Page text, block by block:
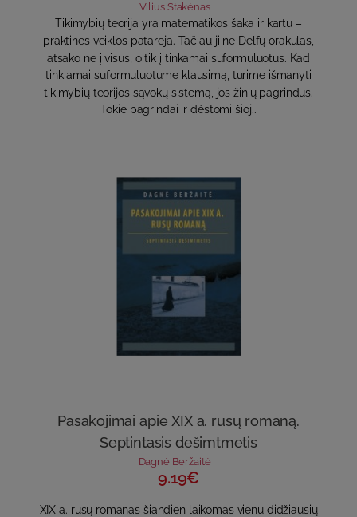
Vilius Stakėnas
Tikimybių teorija yra matematikos šaka ir kartu –
praktinės veiklos patarėja. Tačiau ji ne Delfų orakulas,
atsako ne į visus, o tik į tinkamai suformuluotus. Kad
tinkiamai suformuluotume klausimą, turime išmanyti
tikimybių teorijos sąvokų sistemą, jos žinių pagrindus.
Tokie pagrindai ir dėstomi šioj..
Pasakojimai apie XIX a. rusų romaną.
Septintasis dešimtmetis
Dagnė Beržaitė
9.19€
XIX a. rusų romanas šiandien laikomas vienu didžiausių